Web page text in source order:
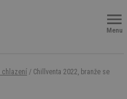
Menu
chlazení / Chillventa 2022, branže se